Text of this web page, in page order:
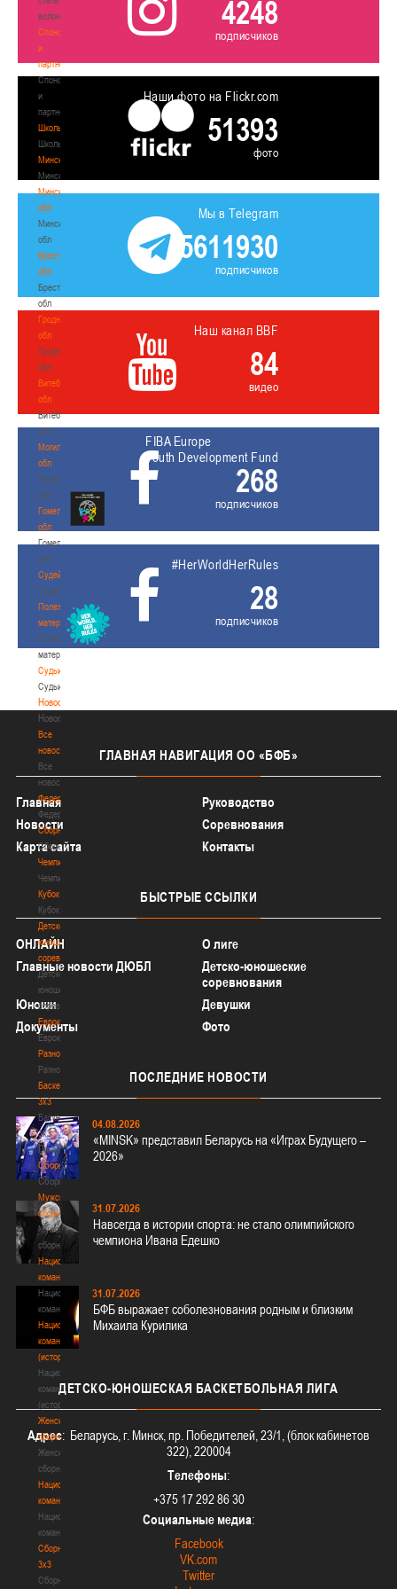
волонтером
Спонсоры
и
партнеры
Спонсоры
и
партнеры
Школы
Школы
Минск
Минск
Минская
обл
Минская
обл
Брестская
обл
Брестская
обл
Гродненская
обл
Гродненская
обл
Витебская
обл
Витебская
обл
Могилевская
обл
Могилевская
обл
Гомельская
обл
Гомельская
обл
Судейство
Судейство
Полезные
материалы
Полезные
материалы
Судьи
Судьи
Новости
Новости
Все
новости
Все
новости
Федерация
Федерация
Сборные
Сборные
Чемпионат
Чемпионат
Кубок
Кубок
Детско-
юношеские
соревнования
Детско-
юношеские
соревнования
Еврокубки
Еврокубки
Разное
Разное
Баскетбол
3х3
Баскетбол
3х3
Лого[modid=121]
Сборные
Сборные
Мужские
сборные
Мужские
сборные
Национальная
команда
Национальная
команда
Национальная
команда
(история)
Национальная
команда
(история)
Женские
сборные
Женские
сборные
Национальная
команда
Национальная
команда
Сборные
3х3
Сборные
4248
подписчиков
Наши фото на Flickr.com
51393
фото
Мы в Telegram
5611930
подписчиков
Наш канал BBF
84
видео
FIBA Europe
Youth Development Fund
268
подписчиков
#HerWorldHerRules
28
подписчиков
ГЛАВНАЯ НАВИГАЦИЯ ОО «БФБ»
Главная
Руководство
Новости
Соревнования
Карта сайта
Контакты
БЫСТРЫЕ ССЫЛКИ
ОНЛАЙН
О лиге
Главные новости ДЮБЛ
Детско-юношеские
соревнования
Юноши
Девушки
Документы
Фото
ПОСЛЕДНИЕ НОВОСТИ
04.08.2026
«MINSK» представил Беларусь на «Играх Будущего –
2026»
31.07.2026
Навсегда в истории спорта: не стало олимпийского
чемпиона Ивана Едешко
31.07.2026
БФБ выражает соболезнования родным и близким
Михаила Курилика
ДЕТСКО-ЮНОШЕСКАЯ БАСКЕТБОЛЬНАЯ ЛИГА
Адрес: Беларусь, г. Минск, пр. Победителей, 23/1, (блок кабинетов
322), 220004
Телефоны:
+375 17 292 86 30
Социальные медиа:
Facebook
VK.com
Twitter